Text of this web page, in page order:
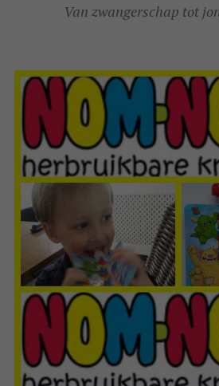
Van zwangerschap tot